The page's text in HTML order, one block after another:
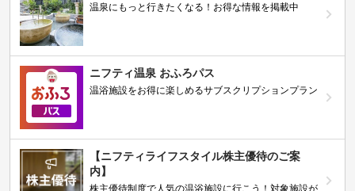
温泉にもっと行きたくなる！お得な情報を掲載中
ニフティ温泉 おふろパス
温浴施設をお得に楽しめるサブスクリプションプラン
【ニフティライフスタイル株主優待のご案
内】
株主優待制度で人気の温浴施設に行こう！対象施設が